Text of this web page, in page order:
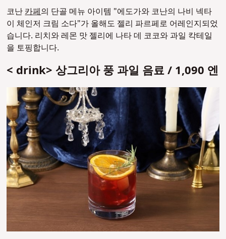
코난 카페의 단골 메뉴 아이템 "에도가와 코난의 나비 넥타
이 체인저 크림 소다"가 올해도 젤리 파르페로 어레인지되었
습니다. 리치와 레몬 맛 젤리에 나타 데 코코와 과일 칵테일
을 토핑합니다.
< drink> 상그리아 풍 과일 음료 / 1,090 엔